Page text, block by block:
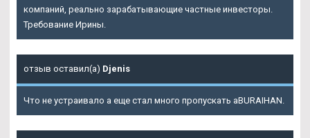
компаний, реально зарабатывающие частные инвесторы.
Требование Ирины.
отзыв оставил(а) Djenis
Что не устраивало а еще стал много пропускать aBURAIHAN.